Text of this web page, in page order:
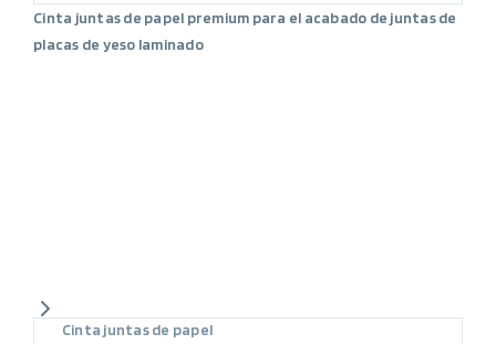
Cinta juntas de papel premium para el acabado de juntas de
placas de yeso laminado
Cinta juntas de papel